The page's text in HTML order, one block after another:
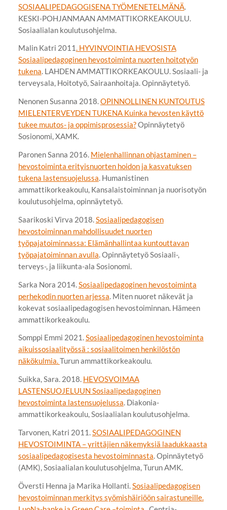
SOSIAALIPEDAGOGISENA TYÖMENETELMÄNÄ.
KESKI-POHJANMAAN AMMATTIKORKEAKOULU.
Sosiaalialan koulutusohjelma.
Malin Katri 2011. HYVINVOINTIA HEVOSISTA
Sosiaalipedagoginen hevostoiminta nuorten hoitotyön
tukena. LAHDEN AMMATTIKORKEAKOULU. Sosiaali- ja
terveysala, Hoitotyö, Sairaanhoitaja. Opinnäytetyö.
Nenonen Susanna 2018.OPINNOLLINEN KUNTOUTUS
MIELENTERVEYDEN TUKENA Kuinka hevosten käyttö
tukee muutos- ja oppimisprosessia?Opinnäytetyö
Sosionomi, XAMK.
Paronen Sanna 2016. Mielenhallinnan ohjastaminen –
hevostoiminta erityisnuorten hoidon ja kasvatuksen
tukena lastensuojelussa. Humanistinen
ammattikorkeakoulu, Kansalaistoiminnan ja nuorisotyön
koulutusohjelma, opinnäytetyö.
Saarikoski Virva 2018.Sosiaalipedagogisen
hevostoiminnan mahdollisuudet nuorten
työpajatoiminnassa: Elämänhallintaa kuntouttavan
työpajatoiminnan avulla. Opinnäytetyö Sosiaali-,
terveys-, ja liikunta-ala Sosionomi.
Sarka Nora 2014. Sosiaalipedagoginen hevostoiminta
perhekodin nuorten arjessa . Miten nuoret näkevät ja
kokevat sosiaalipedagogisen hevostoiminnan. Hämeen
ammattikorkeakoulu.
Somppi Emmi 2021.Sosiaalipedagoginen hevostoiminta
aikuissosiaalityössä : sosiaalitoimen henkilöstön
näkökulmia.Turun ammattikorkeakoulu.
Suikka, Sara. 2018. HEVOSVOIMAA
LASTENSUOJELUUN Sosiaalipedagoginen
hevostoiminta lastensuojelussa. Diakonia-
ammattikorkeakoulu, Sosiaalialan koulutusohjelma.
Tarvonen, Katri 2011.SOSIAALIPEDAGOGINEN
HEVOSTOIMINTA – yrittäjien näkemyksiä laadukkaasta
sosiaalipedagogisesta hevostoiminnasta. Opinnäytetyö
(AMK), Sosiaalialan koulutusohjelma, Turun AMK.
Översti Henna ja Marika Hollanti.Sosiaalipedagogisen
hevostoiminnan merkitys syömishäiriöön sairastuneille.